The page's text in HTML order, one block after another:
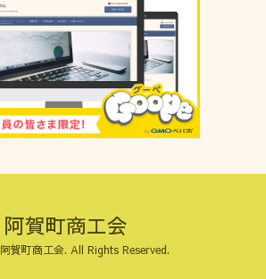
阿賀町商工会
阿賀町商工会. All Rights Reserved.